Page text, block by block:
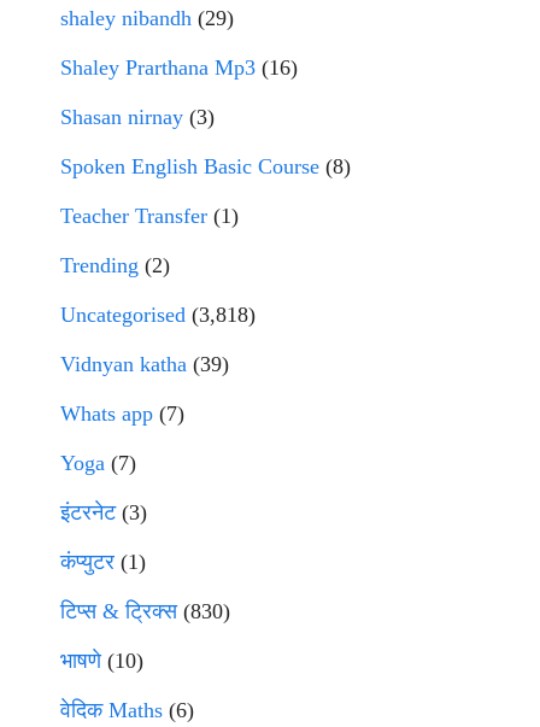
shaley nibandh (29)
Shaley Prarthana Mp3 (16)
Shasan nirnay (3)
Spoken English Basic Course (8)
Teacher Transfer (1)
Trending (2)
Uncategorised (3,818)
Vidnyan katha (39)
Whats app (7)
Yoga (7)
इंटरनेट(3)
कंप्युटर (1)
टिप्स & ट्रिक्स(830)
भाषणे(10)
वेदिक Maths (6)